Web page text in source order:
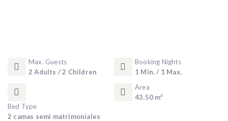
Max. Guests
2 Adults / 2 Children
Booking Nights
1 Min. / 1 Max.
Bed Type
2 camas semi matrimoniales
Area
43.50 m²